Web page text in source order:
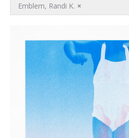
×
Emblem, Randi K.